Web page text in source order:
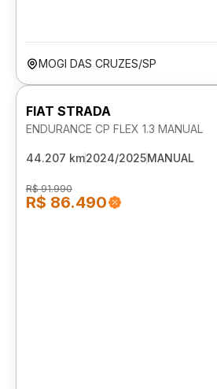
MOGI DAS CRUZES/SP
FIAT STRADA
ENDURANCE CP FLEX 1.3 MANUAL
44.207 km2024/2025MANUAL
R$ 91.990
R$ 86.490